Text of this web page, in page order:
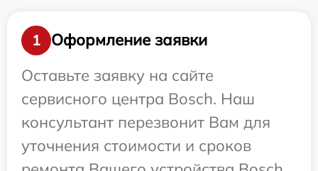
1
Оформление заявки
Оставьте заявку на сайте
сервисного центра Bosch. Наш
консультант перезвонит Вам для
уточнения стоимости и сроков